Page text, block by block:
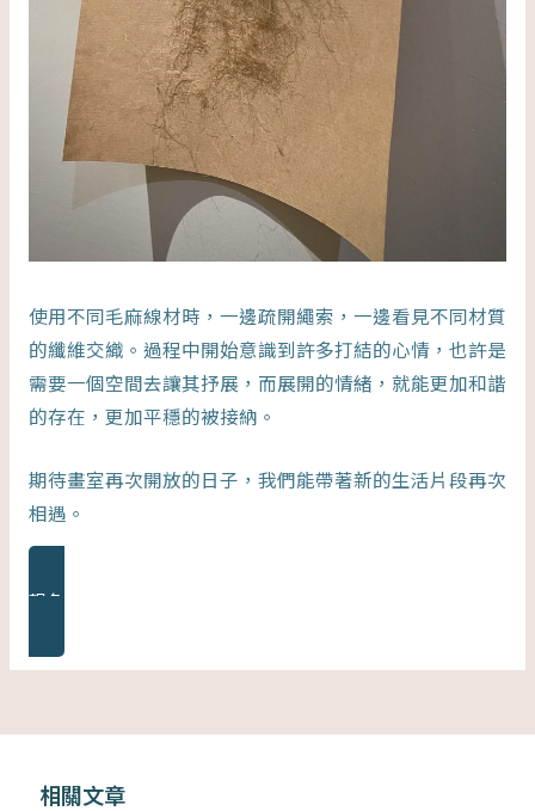
使用不同毛麻線材時，一邊疏開繩索，一邊看見不同材質
的纖維交織。過程中開始意識到許多打結的心情，也許是
需要一個空間去讓其抒展，而展開的情緒，就能更加和諧
的存在，更加平穩的被接納。
期待畫室再次開放的日子，我們能帶著新的生活片段再次
相遇。
報名連結
相關文章